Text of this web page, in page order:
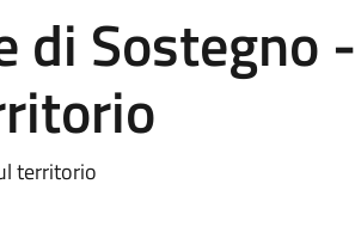
di Sostegno -
territorio